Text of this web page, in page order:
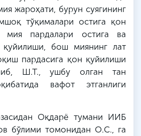
жароҳати, бурун суягининг
тўқималари остига қон
пардалари остига ва
қуйилиши, бош миянинг лат
пардасига қон қуйилиши
Ш.Т., ушбу олган тан
вафот этганлиги
Оқдарё тумани ИИБ
бўлими томонидан О.С., га